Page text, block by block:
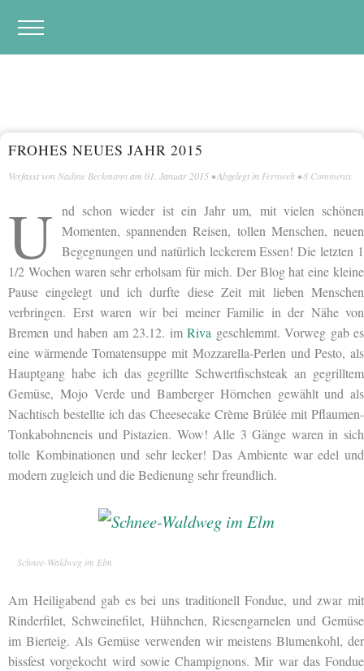
FROHES NEUES JAHR 2015
Verfasst von Nadine Beckmann am 01. Januar 2015 • Abgelegt in Fernweh •8 Comments
U nd schon wieder ist ein Jahr um, mit vielen schönen
Momenten, spannenden Reisen, tollen Menschen, neuen
Begegnungen und natürlich leckerem Essen! Die letzten 1
1/2 Wochen waren sehr erholsam für mich. Der Blog hat eine kleine
Pause eingelegt und ich durfte diese Zeit mit lieben Menschen
verbringen. Erst waren wir bei meiner Familie in der Nähe von
Bremen und haben am 23.12. im Riva geschlemmt. Vorweg gab es
eine wärmende Tomatensuppe mit Mozzarella-Perlen und Pesto, als
Hauptgang habe ich das gegrillte Schwertfischsteak an gegrilltem
Gemüse, Mojo Verde und Bamberger Hörnchen gewählt und als
Nachtisch bestellte ich das Cheesecake Crème Brûlée mit Pflaumen-
Tonkabohneneis und Pistazien. Wow! Alle 3 Gänge waren in sich
tolle Kombinationen und sehr lecker! Das Ambiente war edel und
modern zugleich und die Bedienung sehr freundlich.
Schnee-Waldweg im Elm
Am Heiligabend gab es bei uns traditionell Fondue, und zwar mit
Rinderfilet, Schweinefilet, Hühnchen, Riesengarnelen und Gemüse
im Bierteig. Als Gemüse verwenden wir meistens Blumenkohl, der
bissfest vorgekocht wird sowie Champignons. Mir war das Fondue